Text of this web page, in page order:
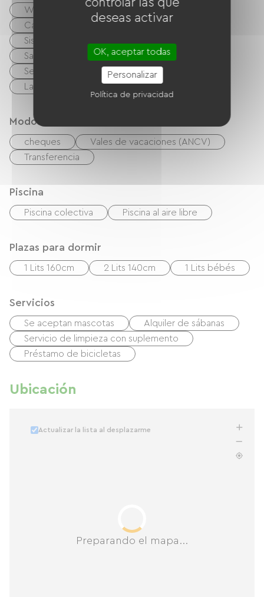
Wifi gratuito
TNT
Cable / Satélite
Sistema de alta fidelidad
Salón de jardín
Equipo para bebés
Secador de pelo
Equipo de planchado
Lave linge
Modos de paiement
cheques
Vales de vacaciones (ANCV)
Transferencia
Piscina
Piscina colectiva Piscina al aire libre
Plazas para dormir
1 Lits 160cm 2 Lits 140cm 1 Lits bébés
Servicios
Se aceptan mascotas
Alquiler de sábanas
Servicio de limpieza con suplemento
Préstamo de bicicletas
Ubicación
Preparando el mapa...
Actualizar la lista al desplazarme
deseas activar
OK, aceptar todas
Personalizar
Política de privacidad